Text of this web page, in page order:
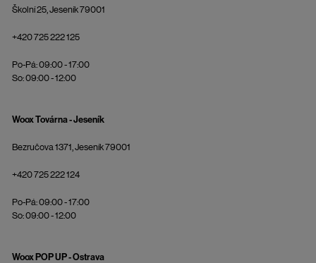
Školní 25, Jeseník 79001
+420 725 222 125
Po-Pá: 09:00 - 17:00
So: 09:00 - 12:00
Woox Továrna - Jeseník
Bezručova 1371, Jeseník 79001
+420 725 222 124
Po-Pá: 09:00 - 17:00
So: 09:00 - 12:00
Woox POP UP - Ostrava